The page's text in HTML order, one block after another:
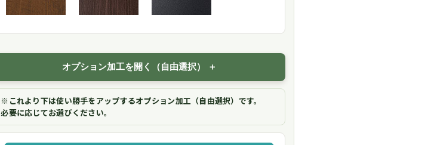
オプション加工を開く（自由選択）
※これより下は使い勝手をアップするオプション加工（自由選択）です。
必要に応じてお選びください。